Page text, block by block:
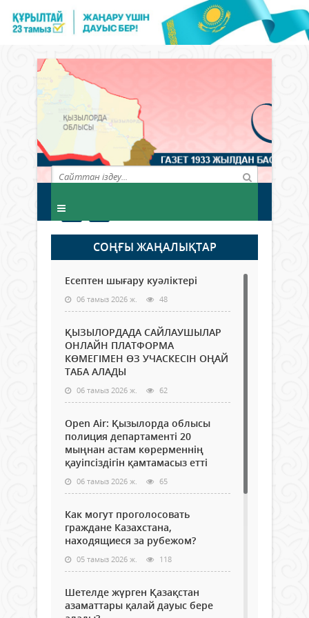
СОҢҒЫ ЖАҢАЛЫҚТАР
Есептен шығару куәліктері
06 тамыз 2026 ж. 48
ҚЫЗЫЛОРДАДА САЙЛАУШЫЛАР
ОНЛАЙН ПЛАТФОРМА
КӨМЕГІМЕН ӨЗ УЧАСКЕСІН ОҢАЙ
ТАБА АЛАДЫ
06 тамыз 2026 ж. 62
Open Air: Қызылорда облысы
полиция департаменті 20
мыңнан астам көрерменнің
қауіпсіздігін қамтамасыз етті
06 тамыз 2026 ж. 65
Как могут проголосовать
граждане Казахстана,
находящиеся за рубежом?
05 тамыз 2026 ж. 118
Шетелде жүрген Қазақстан
азаматтары қалай дауыс бере